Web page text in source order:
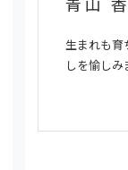
生まれも育
しを愉しみ